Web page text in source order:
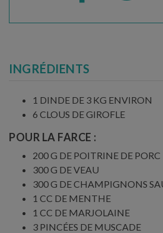
INGRÉDIENTS
1 DINDE DE 3 KG ENVIRON
6 CLOUS DE GIROFLE
POUR LA FARCE :
200 G DE POITRINE DE PORC
300 G DE VEAU
300 G DE CHAMPIGNONS
1 CC DE MENTHE
1 CC DE MARJOLAINE
3 PINCÉES DE MUSCADE